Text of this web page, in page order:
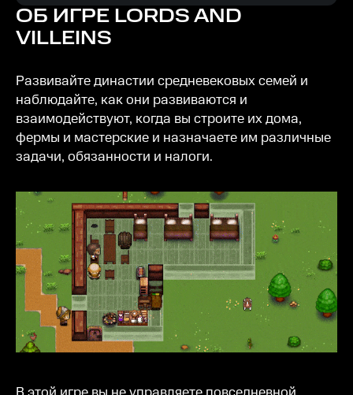
ОБ ИГРЕ LORDS AND
VILLEINS
Развивайте династии средневековых семей и
наблюдайте, как они развиваются и
взаимодействуют, когда вы строите их дома,
фермы и мастерские и назначаете им различные
задачи, обязанности и налоги.